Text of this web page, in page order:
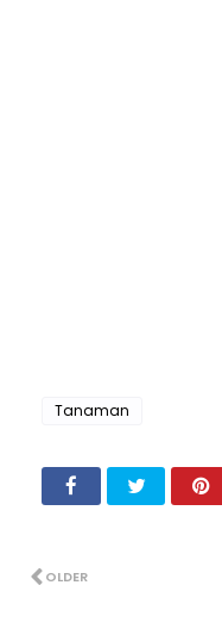
Tanaman
OLDER